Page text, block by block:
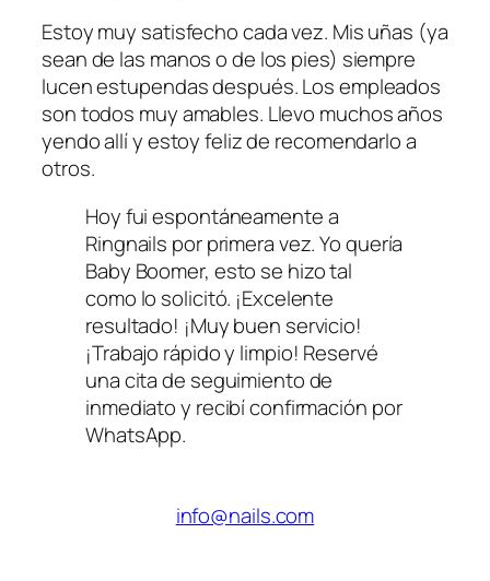
Estoy muy satisfecho cada vez. Mis uñas (ya
sean de las manos o de los pies) siempre
lucen estupendas después. Los empleados
son todos muy amables. Llevo muchos años
yendo allí y estoy feliz de recomendarlo a
otros.
Hoy fui espontáneamente a
Ringnails por primera vez. Yo quería
Baby Boomer, esto se hizo tal
como lo solicitó. ¡Excelente
resultado! ¡Muy buen servicio!
¡Trabajo rápido y limpio! Reservé
una cita de seguimiento de
inmediato y recibí confirmación por
WhatsApp.
info@nails.com